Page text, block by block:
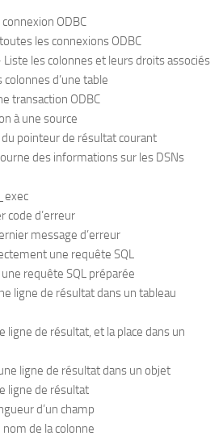
ODBC
les connexions ODBC
les colonnes et leurs droits associés
d’une table
transaction ODBC
à une source
pointeur de résultat courant
des informations sur les DSNs
code d’erreur
message d’erreur
une requête SQL
requête SQL préparée
ligne de résultat dans un tableau
de résultat, et la place dans un
ligne de résultat dans un objet
ligne de résultat
d’un champ
de la colonne